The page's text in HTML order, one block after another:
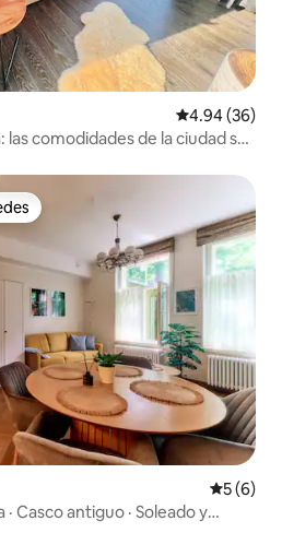
Calificación
4.94 (36)
las comodidades de la ciudad se
preferido
5 (6)
· Casco antiguo · Soleado y